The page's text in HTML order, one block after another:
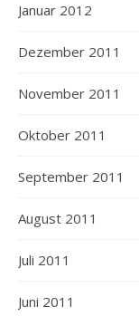
Januar 2012
Dezember 2011
November 2011
Oktober 2011
September 2011
August 2011
Juli 2011
Juni 2011